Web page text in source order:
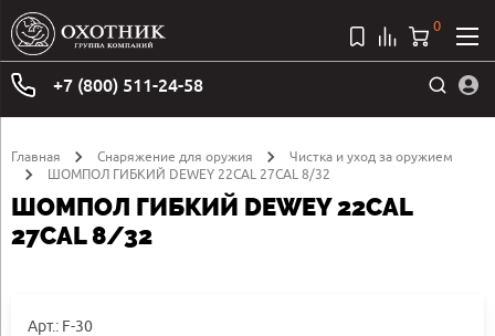
+7 (800) 511-24-58
0
Главная Снаряжение для оружия
Чистка и уход за оружием
ШОМПОЛ ГИБКИЙ DEWEY 22CAL 27CAL 8/32
ШОМПОЛ ГИБКИЙ DEWEY 22CAL
27CAL 8/32
Арт.: F-30